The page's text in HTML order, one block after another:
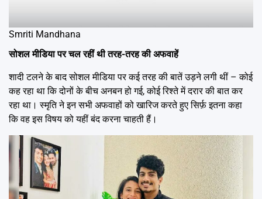
Smriti Mandhana
सोशल मीडिया पर चल रहीं थी तरह-तरह की अफवाहें
शादी टलने के बाद सोशल मीडिया पर कई तरह की बातें उड़ने लगी थीं – कोई
कह रहा था कि दोनों के बीच अनबन हो गई, कोई रिश्ते में दरार की बात कर
रहा था। स्मृति ने इन सभी अफवाहों को खारिज करते हुए सिर्फ़ इतना कहा
कि वह इस विषय को यहीं बंद करना चाहती हैं।